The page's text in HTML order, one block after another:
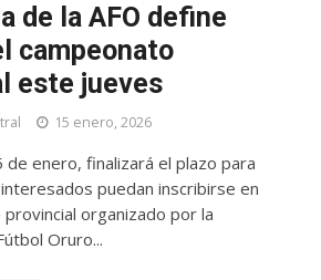
de la AFO define
campeonato
este jueves
15 enero, 2026
de enero, finalizará el plazo para
puedan inscribirse en
organizado por la
Oruro...